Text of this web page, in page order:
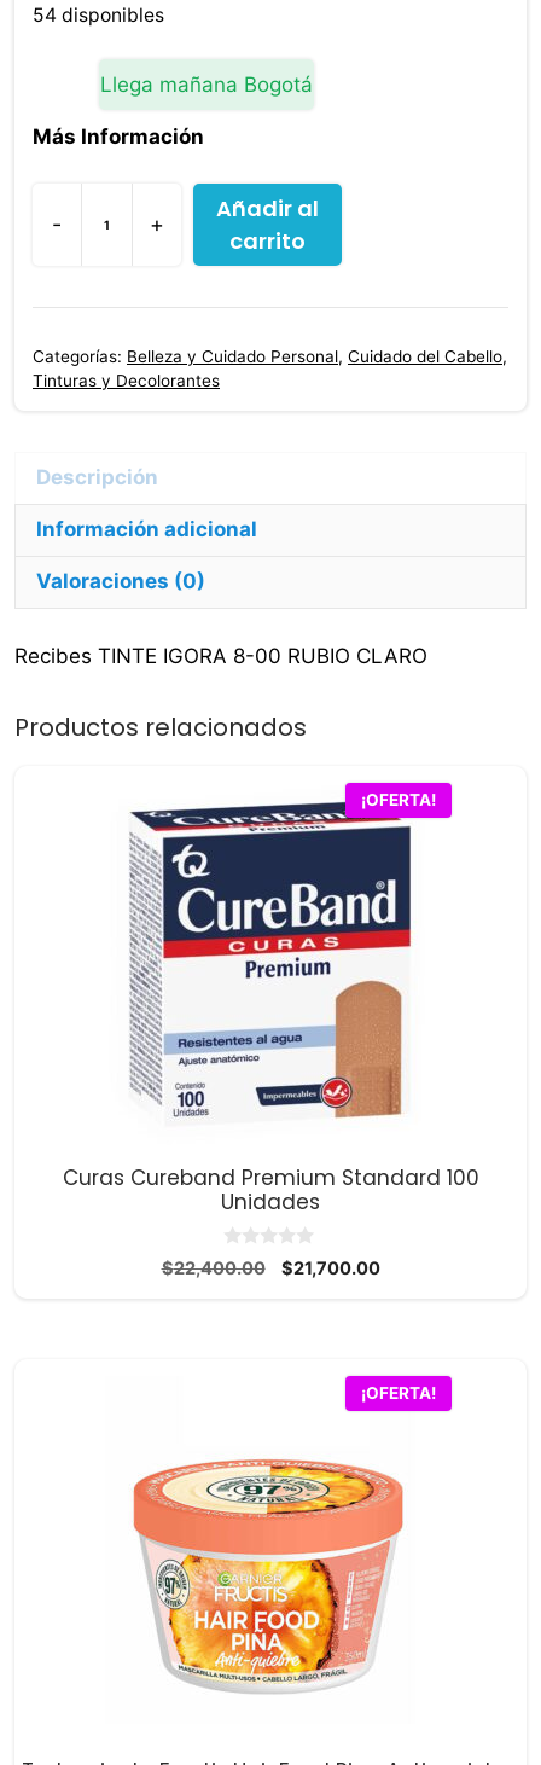
original
$16,700.00. $16,300.00.
54 disponibles
Llega mañana Bogotá
Más Información
-
Tinte
Igora
8-
Rubio
+
Añadir al
carrito
Categorías: Belleza y Cuidado Personal, Cuidado del Cabello,
Tinturas y Decolorantes
Información adicional
Valoraciones (0)
Recibes TINTE IGORA 8-00 RUBIO CLARO
Productos relacionados
¡OFERTA!
Curas Cureband Premium Standard 100
Unidades
0
d
$22,400.00
El
$21,700.00El
¡OFERTA!